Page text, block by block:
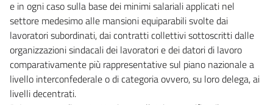
e in ogni caso sulla base dei minimi salariali applicati nel
settore medesimo alle mansioni equiparabili svolte dai
lavoratori subordinati, dai contratti collettivi sottoscritti dalle
organizzazioni sindacali dei lavoratori e dei datori di lavoro
comparativamente più rappresentative sul piano nazionale a
livello interconfederale o di categoria ovvero, su loro delega, ai
livelli decentrati.